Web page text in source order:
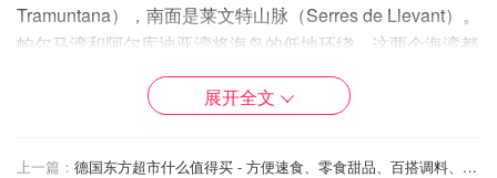
Tramuntana），南面是莱文特山脉（Serres de Llevant）。
帕尔马湾和阿尔库迪亚湾将海岛的低地环绕，这两个海湾都
拥有绝美的沙滩和浅而温暖的海水，可以在这里
...... 在海岸岩石较多的地方，旅行者
上还有许多文化古迹 可以探访、山间小道可供徒步、骑行
展开全文
上一篇：
德国东方超市什么值得买 - 方便速食、零食甜品、百搭调料、冷冻食品推荐